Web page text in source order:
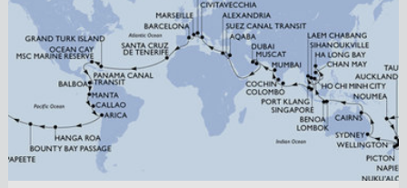
428 320 KČ/OS.
(17 699 €)